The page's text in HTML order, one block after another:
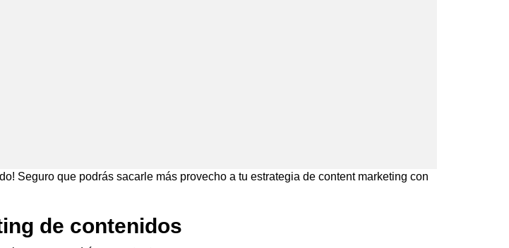
Seguro que podrás sacarle más provecho a tu estrategia de content marketing con
de contenidos